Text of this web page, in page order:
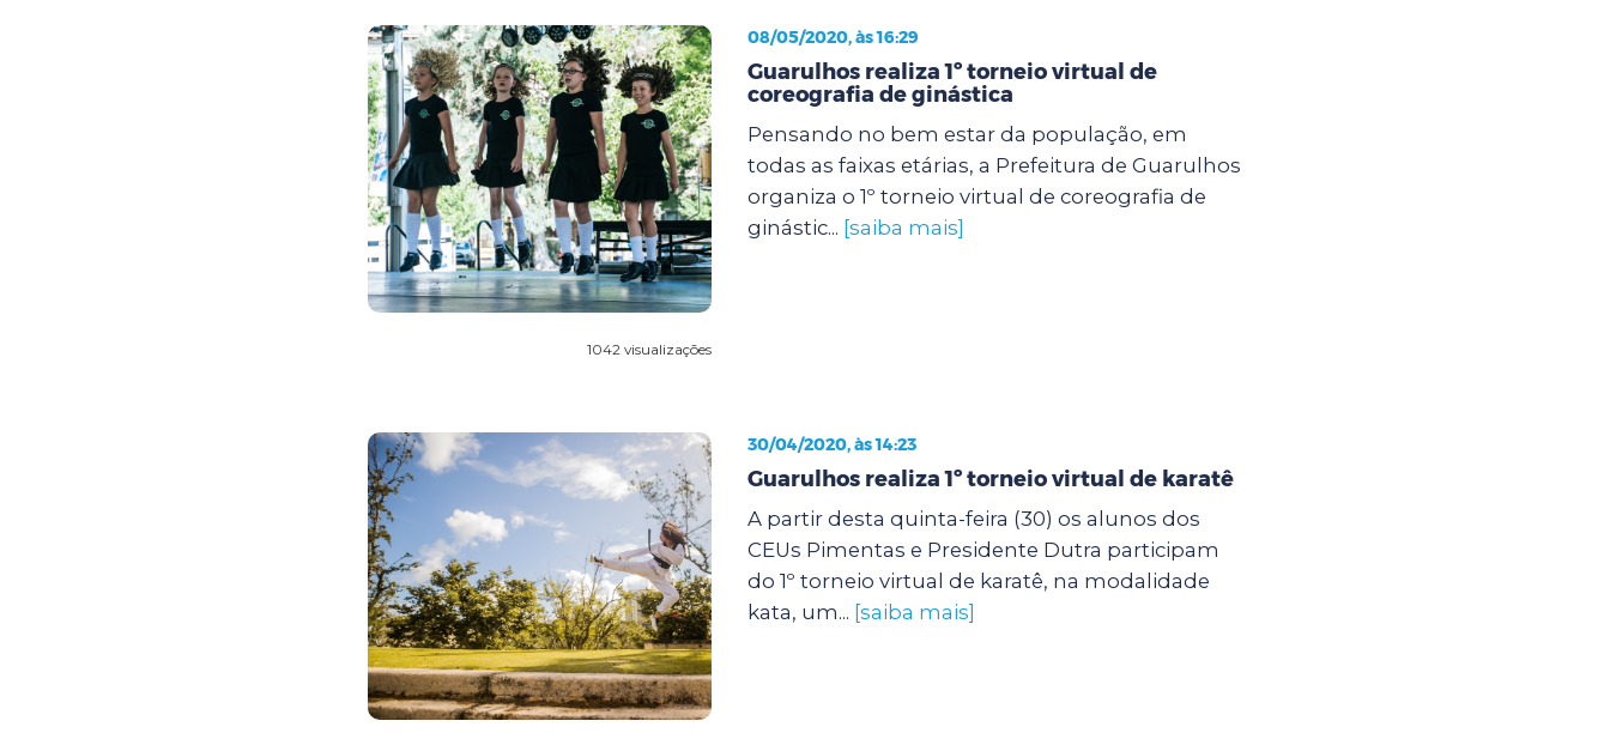
1042 visualizações
08/05/2020, às 16:29
Guarulhos realiza 1º torneio virtual de
coreografia de ginástica
Pensando no bem estar da população, em
todas as faixas etárias, a Prefeitura de Guarulhos
organiza o 1º torneio virtual de coreografia de
ginástic... [saiba mais]
30/04/2020, às 14:23
Guarulhos realiza 1º torneio virtual de karatê
A partir desta quinta-feira (30) os alunos dos
CEUs Pimentas e Presidente Dutra participam
do 1º torneio virtual de karatê, na modalidade
kata, um... [saiba mais]